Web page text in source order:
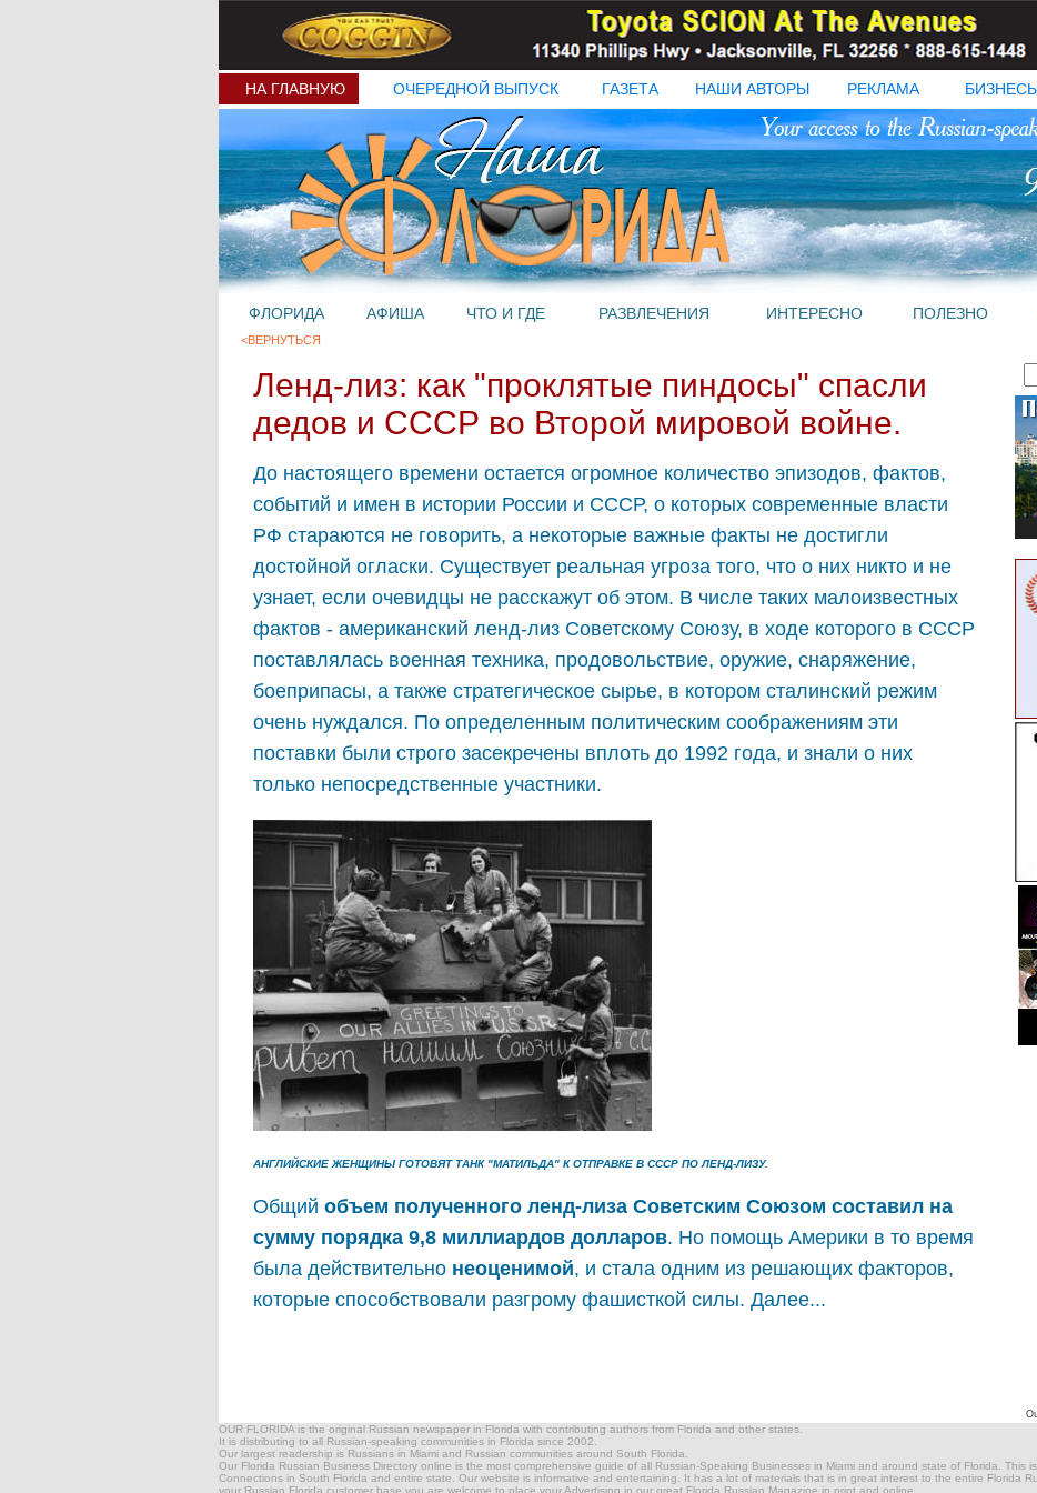
НА ГЛАВНУЮ ОЧЕРЕДНОЙ ВЫПУСК ГАЗЕТА НАШИ АВТОРЫ РЕКЛАМА
ФЛОРИДА АФИША ЧТО И ГДЕ РАЗВЛЕЧЕНИЯ ИНТЕРЕСНО ПОЛЕЗНО
<ВЕРНУТЬСЯ
Ленд-лиз: как "проклятые пиндосы" спасли
дедов и СССР во Второй мировой войне.
До настоящего времени остается огромное количество эпизодов, фактов,
событий и имен в истории России и СССР, о которых современные власти
РФ стараются не говорить, а некоторые важные факты не достигли
достойной огласки. Существует реальная угроза того, что о них никто и не
узнает, если очевидцы не расскажут об этом. В числе таких малоизвестных
фактов - американский ленд-лиз Советскому Союзу, в ходе которого в СССР
поставлялась военная техника, продовольствие, оружие, снаряжение,
боеприпасы, а также стратегическое сырье, в котором сталинский режим
очень нуждался. По определенным политическим соображениям эти
поставки были строго засекречены вплоть до 1992 года, и знали о них
только непосредственные участники.
АНГЛИЙСКИЕ ЖЕНЩИНЫ ГОТОВЯТ ТАНК "МАТИЛЬДА" К ОТПРАВКЕ В СССР ПО ЛЕНД-ЛИЗУ.
Общий объем полученного ленд-лиза Советским Союзом составил на
сумму порядка 9,8 миллиардов долларов. Но помощь Америки в то время
была действительно неоценимой, и стала одним из решающих факторов,
которые способствовали разгрому фашисткой силы. Далее...
OUR FLORIDA is the original Russian newspaper in Florida with contributing authors from Florida and other states.
It is distributing to all Russian-speaking communities in Florida since 2002.
Our largest readership is Russians in Miami and Russian communities around South Florida.
Our Florida Russian Business Directory online is the most comprehensive guide of all Russian-Speaking Businesses in Miami and around state of Florida. This
Connections in South Florida and entire state. Our website is informative and entertaining. It has a lot of materials that is in great interest to the entire Florida
your Russian Florida customer base you are welcome to place your Advertising in our great Florida Russian Magazine in print and online.